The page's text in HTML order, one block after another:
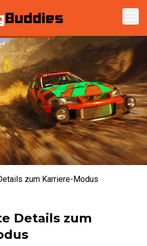
zum Karriere-Modus
Details zum